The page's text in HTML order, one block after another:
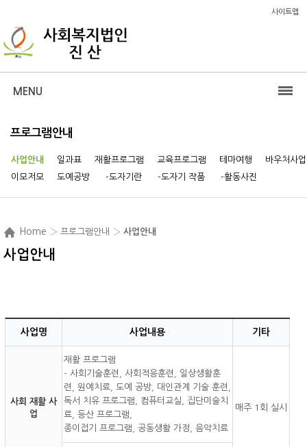
사이트맵
MENU
프로그램안내
사업안내 일과표 재활프로그램 교육프로그램 테마여행
바우처사업
이모저모
도예공방 -도자기란 -도자기 작품 -활동사진
Home › 프로그램안내 › 사업안내
사업안내
사업명 사업내용 기타
사회 재활 사
업
재활 프로그램
- 사회기술훈련, 사회적응훈련, 일상생활훈
련, 원예치료, 도예 공방, 대인관계 기술 훈련,
독서 치유 프로그램, 컴퓨터교실, 집단미술치
료, 등산 프로그램,
종이접기 프로그램, 공동생활 가정, 음악치료
매주 1회 실시